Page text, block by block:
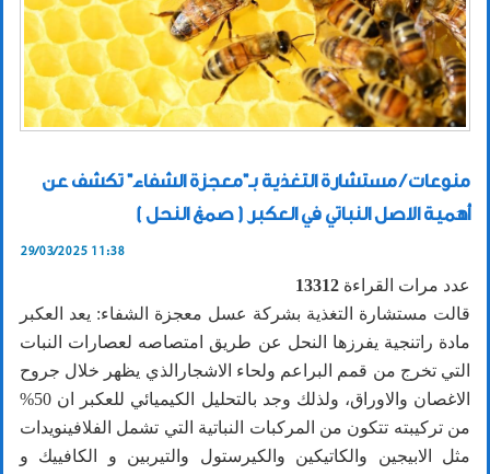
منوعات / مستشارة التغذية بـ"معجزة الشفاء" تكشف عن
أهمية الاصل النباتي في العكبر ( صمغ النحل )
29/03/2025 11:38
عدد مرات القراءة 13312
قالت مستشارة التغذية بشركة عسل معجزة الشفاء: يعد العكبر
مادة راتنجية يفرزها النحل عن طريق امتصاصه لعصارات النبات
التي تخرج من قمم البراعم ولحاء الاشجارالذي يظهر خلال جروح
الاغصان والاوراق، ولذلك وجد بالتحليل الكيميائي للعكبر ان 50%
من تركيبته تتكون من المركبات النباتية التي تشمل الفلافينويدات
مثل الابيجين والكاتيكين والكيرستول والتيربين و الكافييك و